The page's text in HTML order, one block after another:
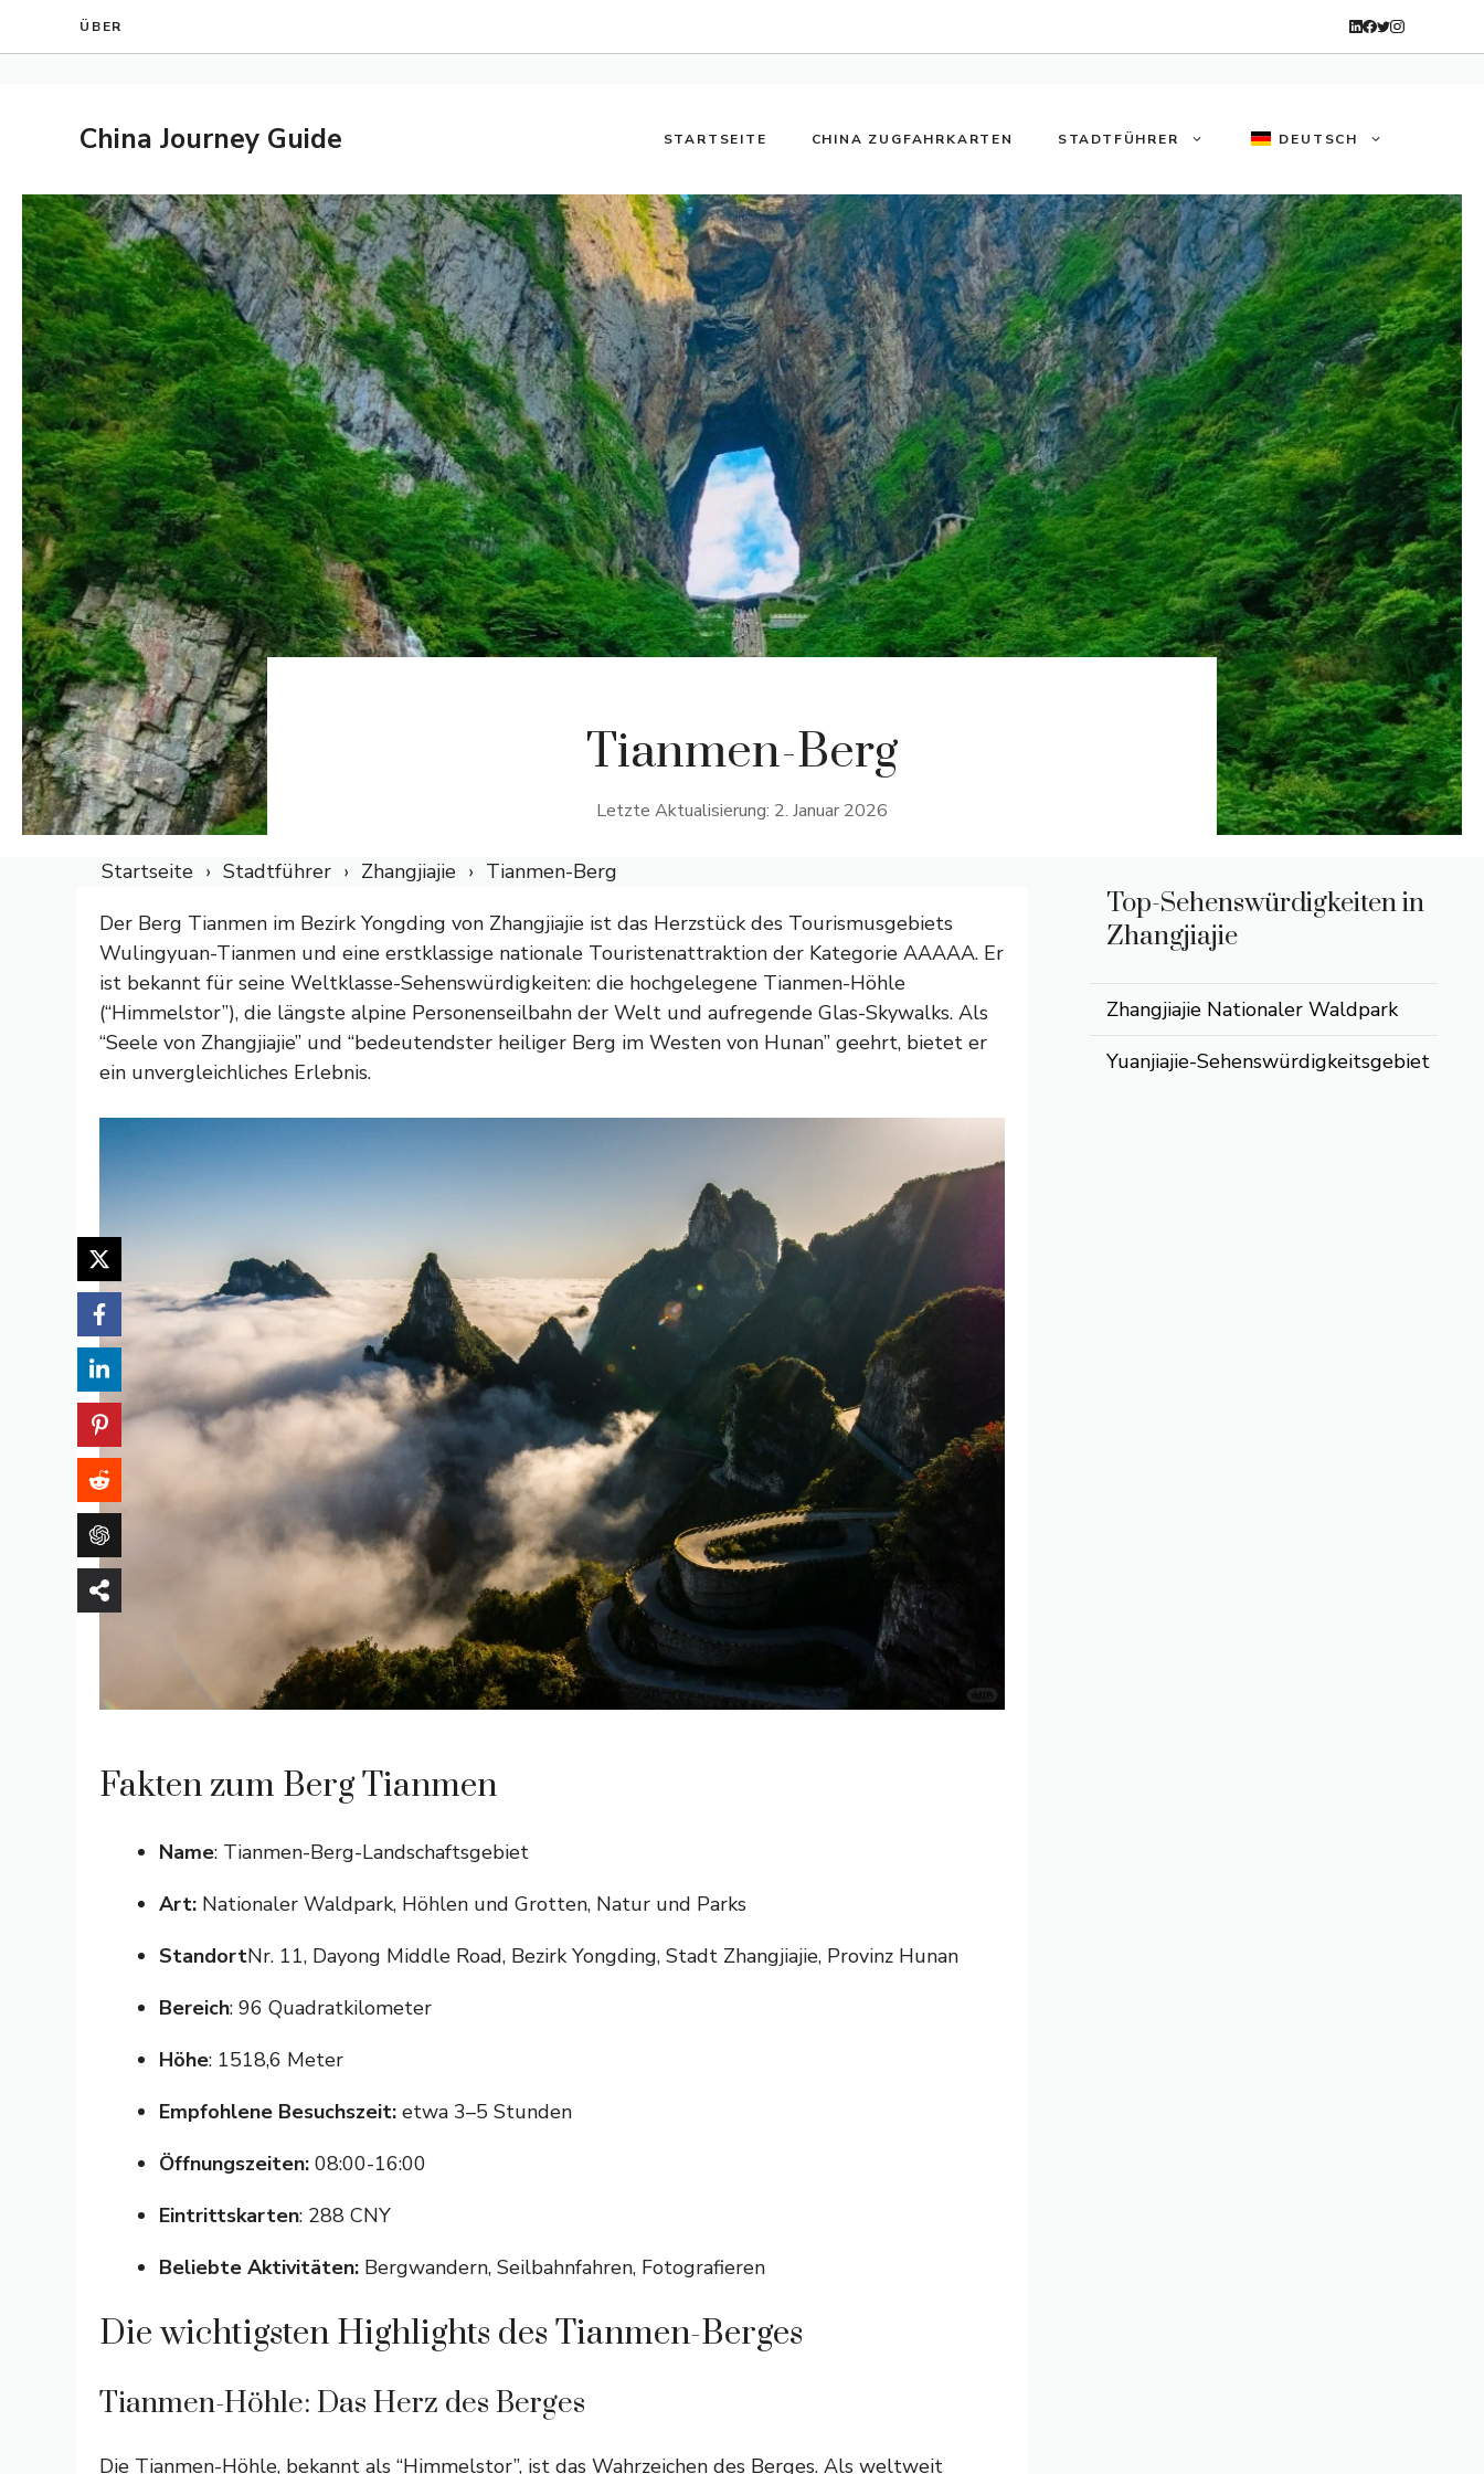
ÜBER
China Journey Guide STARTSEITE CHINA ZUGFAHRKARTEN STADTFÜHRER DEUTSCH
Tianmen-Berg
Letzte Aktualisierung: 2. Januar 2026
Startseite Stadtführer Zhangjiajie
Tianmen-Berg
Der Berg Tianmen im Bezirk Yongding von Zhangjiajie ist das Herzstück des Tourismusgebiets
Wulingyuan-Tianmen und eine erstklassige nationale Touristenattraktion der Kategorie AAAAA. Er
ist bekannt für seine Weltklasse-Sehenswürdigkeiten: die hochgelegene Tianmen-Höhle
(“Himmelstor”), die längste alpine Personenseilbahn der Welt und aufregende Glas-Skywalks. Als
“Seele von Zhangjiajie” und “bedeutendster heiliger Berg im Westen von Hunan” geehrt, bietet er
ein unvergleichliches Erlebnis.
Fakten zum Berg Tianmen
Name: Tianmen-Berg-Landschaftsgebiet
Art:Nationaler Waldpark, Höhlen und Grotten, Natur und Parks
StandortNr. 11, Dayong Middle Road, Bezirk Yongding, Stadt Zhangjiajie, Provinz Hunan
Bereich: 96 Quadratkilometer
Höhe: 1518,6 Meter
Empfohlene Besuchszeit:etwa 3–5 Stunden
Öffnungszeiten:08:00-16:00
Eintrittskarten: 288 CNY
Beliebte Aktivitäten:Bergwandern, Seilbahnfahren, Fotografieren
Die wichtigsten Highlights des Tianmen-Berges
Tianmen-Höhle: Das Herz des Berges
Die Tianmen-Höhle, bekannt als “Himmelstor”, ist das Wahrzeichen des Berges. Als weltweit
Top-Sehenswürdigkeiten in
Zhangjiajie
Zhangjiajie Nationaler Waldpark
Yuanjiajie-Sehenswürdigkeitsgebiet